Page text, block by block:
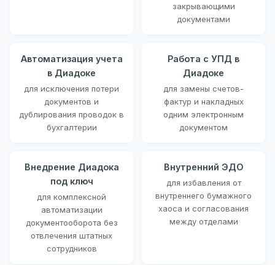
закрывающими
документами
Автоматизация учета
в Диадоке
для исключения потери
документов и
дублирования проводок в
бухгалтерии
Работа с УПД в
Диадоке
для замены счетов-
фактур и накладных
одним электронным
документом
Внедрение Диадока
под ключ
для комплексной
автоматизации
документооборота без
отвлечения штатных
сотрудников
Внутренний ЭДО
для избавления от
внутреннего бумажного
хаоса и согласования
между отделами